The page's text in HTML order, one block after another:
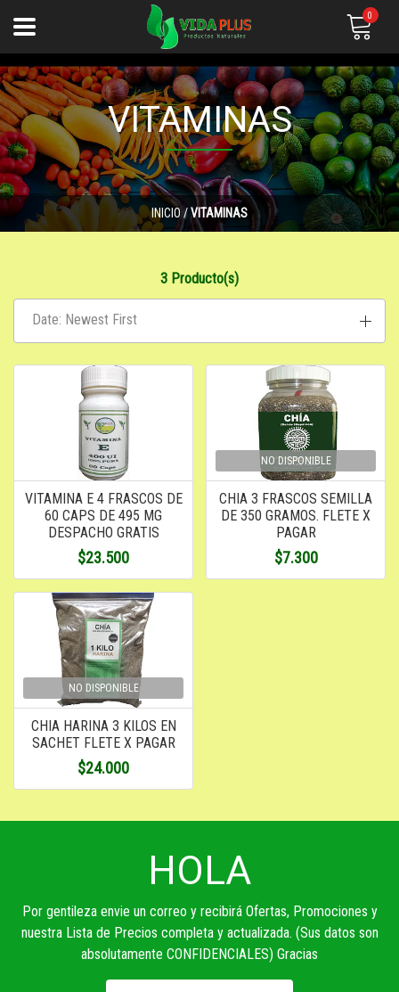
0
INICIO /VITAMINAS
VITAMINAS
3 Producto(s)
Date: Newest First
VITAMINA E 4 FRASCOS DE
60 CAPS DE 495 MG
DESPACHO GRATIS
$23.500
NO DISPONIBLE
CHIA 3 FRASCOS SEMILLA
DE 350 GRAMOS. FLETE X
PAGAR
$7.300
NO DISPONIBLE
CHIA HARINA 3 KILOS EN
SACHET FLETE X PAGAR
$24.000
HOLA
Por gentileza envie un correo y recibirá Ofertas, Promociones y
nuestra Lista de Precios completa y actualizada. (Sus datos son
absolutamente CONFIDENCIALES) Gracias